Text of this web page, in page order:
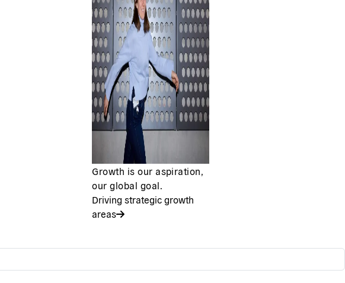
Growth is our aspiration,
our global goal.
Driving strategic growth
areas